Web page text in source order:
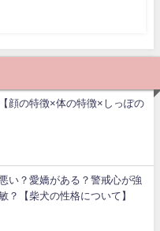
顔の特徴×体の特徴×しっぽの
い？愛嬌がある？警戒心が強
？【柴犬の性格について】